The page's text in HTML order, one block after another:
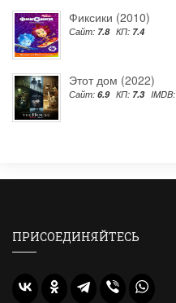
Фиксики (2010)
Сайт: 7.8 КП: 7.4
Этот дом (2022)
Сайт: 6.9 КП: 7.3 IMDB:
ПРИСОЕДИНЯЙТЕСЬ